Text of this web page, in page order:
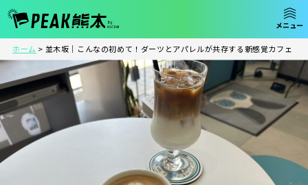
ホーム > 並木坂｜こんなの初めて！ダーツとアパレルが共存する新感覚カフェ